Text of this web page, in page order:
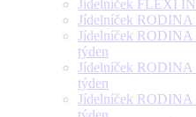
Jídelníček FLEXI
Jídelníček RODINA
Jídelníček
týden
Jídelníček
týden
Jídelníček